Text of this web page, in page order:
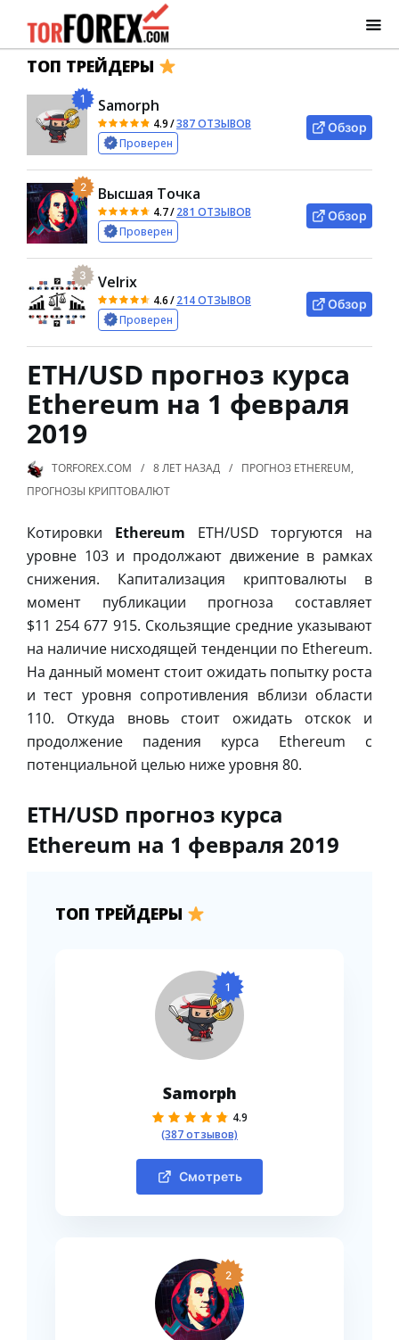
ТОП ТРЕЙДЕРЫ
1 Samorph
4.9/387 ОТЗЫВОВ
Проверен
Обзор
2 Высшая Точка
4.7/281 ОТЗЫВОВ
Проверен
Обзор
3 Velrix
4.6/214 ОТЗЫВОВ
Проверен
Обзор
ETH/USD прогноз курса
Ethereum на 1 февраля
2019
TORFOREX.COM 8 ЛЕТ НАЗАД ПРОГНОЗ ETHEREUM,
ПРОГНОЗЫ КРИПТОВАЛЮТ
Котировки Ethereum ETH/USD торгуются на
уровне 103 и продолжают движение в рамках
снижения. Капитализация криптовалюты в
момент публикации прогноза составляет
$11 254 677 915. Скользящие средние указывают
на наличие нисходящей тенденции по Ethereum.
На данный момент стоит ожидать попытку роста
и тест уровня сопротивления вблизи области
110. Откуда вновь стоит ожидать отскок и
продолжение падения курса Ethereum с
потенциальной целью ниже уровня 80.
ETH/USD прогноз курса
Ethereum на 1 февраля 2019
ТОП ТРЕЙДЕРЫ
1
Samorph
4.9
(387 отзывов)
Смотреть
2